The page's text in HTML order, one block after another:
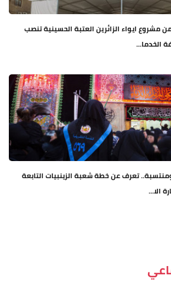
(2000) م2.. ضمن مشروع ايواء الزائرين العتبة الحسينية تنصب
الخدما...
متطوعة ومنتسبة.. تعرف عن خطة شعبة الزينبيات التابعة
الا...